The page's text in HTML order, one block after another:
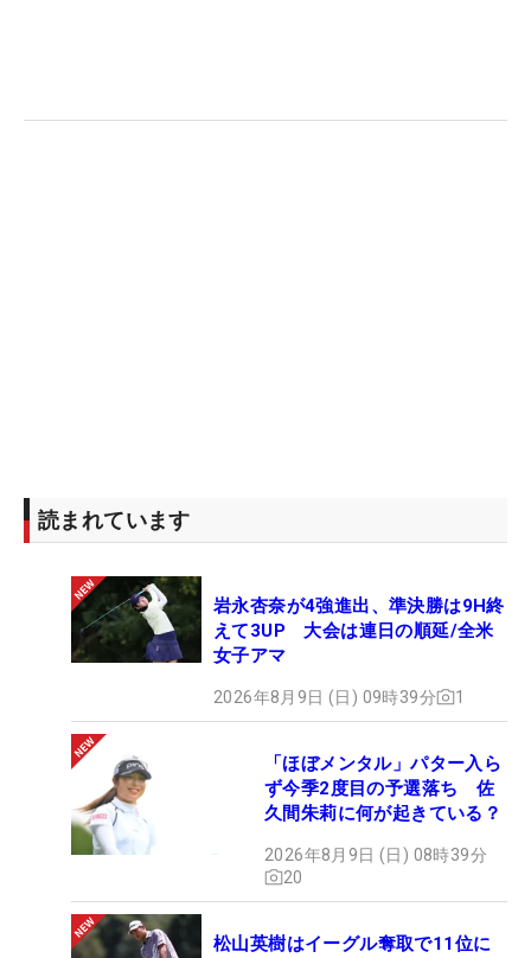
読まれています
岩永杏奈が4強進出、準決勝は9H終
えて3UP 大会は連日の順延/全米
女子アマ
2026年8月9日 (日) 09時39分 1
「ほぼメンタル」パター入ら
ず今季2度目の予選落ち 佐
久間朱莉に何が起きている？
2026年8月9日 (日) 08時39分
20
松山英樹はイーグル奪取で11位に